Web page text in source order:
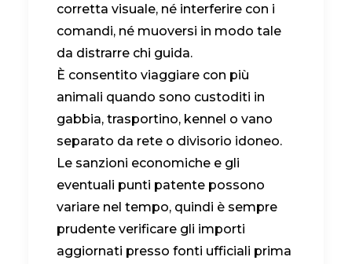
corretta visuale, né interferire con i
comandi, né muoversi in modo tale
da distrarre chi guida.
È consentito viaggiare con più
animali quando sono custoditi in
gabbia, trasportino, kennel o vano
separato da rete o divisorio idoneo.
Le sanzioni economiche e gli
eventuali punti patente possono
variare nel tempo, quindi è sempre
prudente verificare gli importi
aggiornati presso fonti ufficiali prima